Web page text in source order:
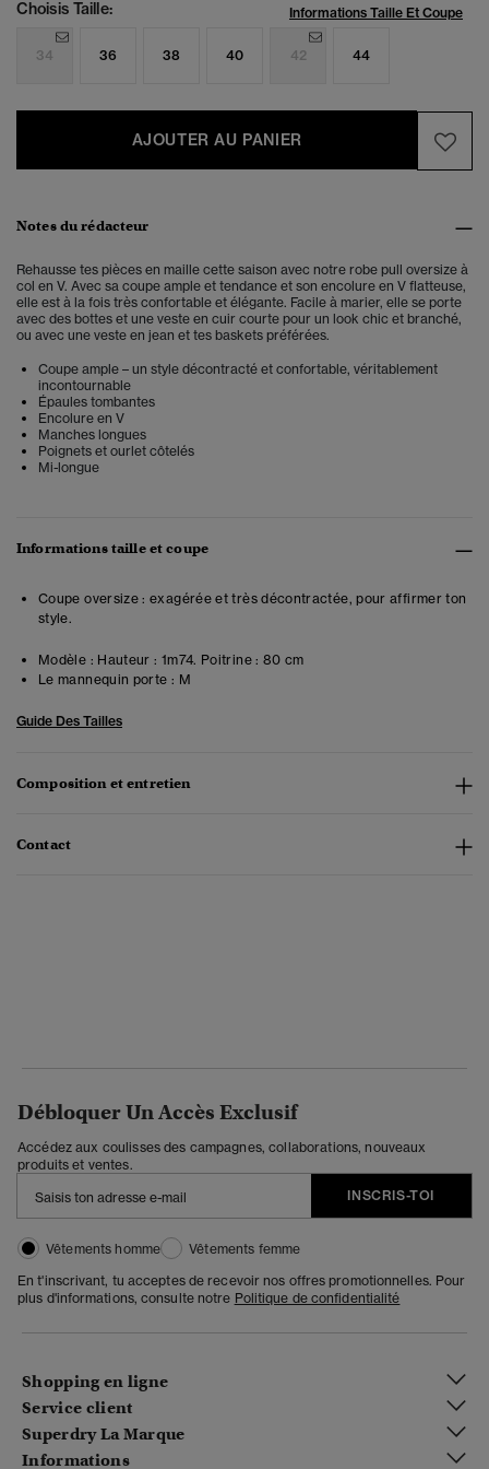
Choisis Taille: Informations Taille Et Coupe
34 36 38 40 42 44
AJOUTER AU PANIER
Notes du rédacteur
Rehausse tes pièces en maille cette saison avec notre robe pull oversize à
col en V. Avec sa coupe ample et tendance et son encolure en V flatteuse,
elle est à la fois très confortable et élégante. Facile à marier, elle se porte
avec des bottes et une veste en cuir courte pour un look chic et branché,
ou avec une veste en jean et tes baskets préférées.
Coupe ample – un style décontracté et confortable, véritablement
incontournable
Épaules tombantes
Encolure en V
Manches longues
Poignets et ourlet côtelés
Mi-longue
Informations taille et coupe
Coupe oversize : exagérée et très décontractée, pour affirmer ton
style.
Modèle : Hauteur : 1m74. Poitrine : 80 cm
Le mannequin porte : M
Guide Des Tailles
Composition et entretien
Contact
Débloquer Un Accès Exclusif
Accédez aux coulisses des campagnes, collaborations, nouveaux
produits et ventes.
INSCRIS-TOI
Vêtements homme
Vêtements femme
En t'inscrivant, tu acceptes de recevoir nos offres promotionnelles. Pour
plus d'informations, consulte notre Politique de confidentialité
Shopping en ligne
Service client
Superdry La Marque
Informations